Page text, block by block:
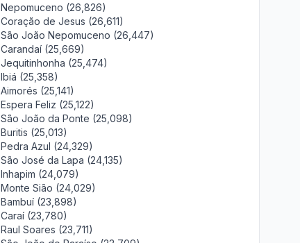
Nepomuceno (26,826)
Coração de Jesus (26,611)
São João Nepomuceno (26,447)
Carandaí (25,669)
Jequitinhonha (25,474)
Ibiá (25,358)
Aimorés (25,141)
Espera Feliz (25,122)
São João da Ponte (25,098)
Buritis (25,013)
Pedra Azul (24,329)
São José da Lapa (24,135)
Inhapim (24,079)
Monte Sião (24,029)
Bambuí (23,898)
Caraí (23,780)
Raul Soares (23,711)